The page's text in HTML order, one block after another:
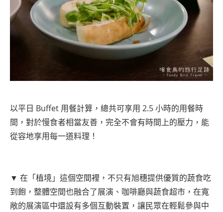
以平日 Buffet 用餐計算，總共可享用 2.5 小時的用餐時
間，對於慢食者相當友善，完全不會有時間上的壓力，能
從容地享用每一道料理！
▼ 在「植境」這個空間裡，不只有旭穗提供優質的蔬食吃
到飽，整體空間也融合了展演、咖啡廳與蔬食超市，在寬
敞的展演區中還設有多個互動裝置，讓民眾在輕鬆參與中